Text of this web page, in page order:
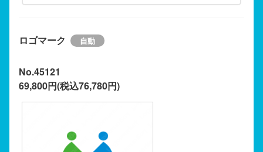
ロゴマーク
No.45121
69,800円(税込76,780円)